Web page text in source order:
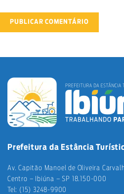
Prefeitura da Estância
Av. Capitão Manoel de Oliveira
Centro – Ibiúna – SP 18.150-000
Tel: (15) 3248-9900